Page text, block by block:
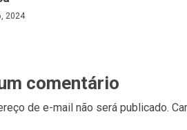
2024
comentário
de e-mail não será publicado.